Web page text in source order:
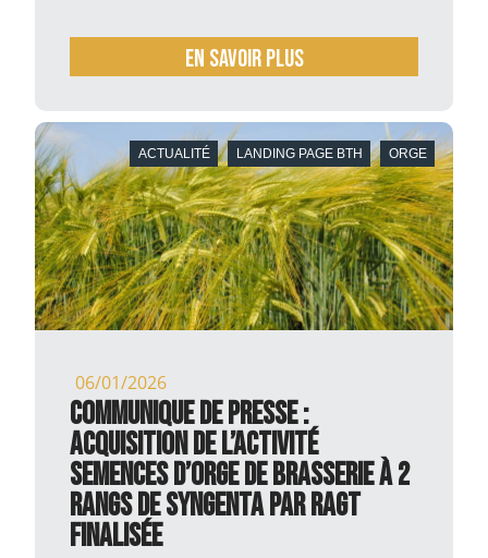
En savoir plus
ACTUALITÉ LANDING PAGE BTH ORGE
06/01/2026
COMMUNIQUE DE PRESSE :
Acquisition de l’activité
semences d’orge de brasserie à 2
rangs de Syngenta par RAGT
finalisée